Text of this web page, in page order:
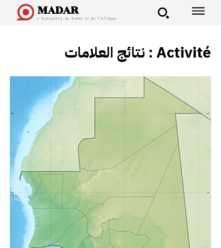
MADAR
L'Actualités du Sahel et de l'Afrique
نتائج العلامات : Activité